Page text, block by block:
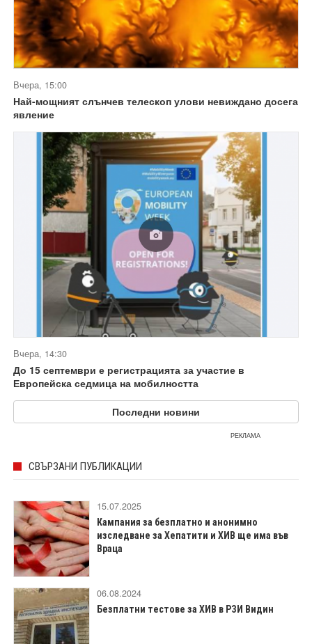
Вчера, 15:00
Най-мощният слънчев телескоп улови невиждано досега
явление
Вчера, 14:30
До 15 септември е регистрацията за участие в
Европейска седмица на мобилността
Последни новини
РЕКЛАМА
СВЪРЗАНИ ПУБЛИКАЦИИ
15.07.2025
Кампания за безплатно и анонимно
изследване за Хепатити и ХИВ ще има във
Враца
06.08.2024
Безплатни тестове за ХИВ в РЗИ Видин